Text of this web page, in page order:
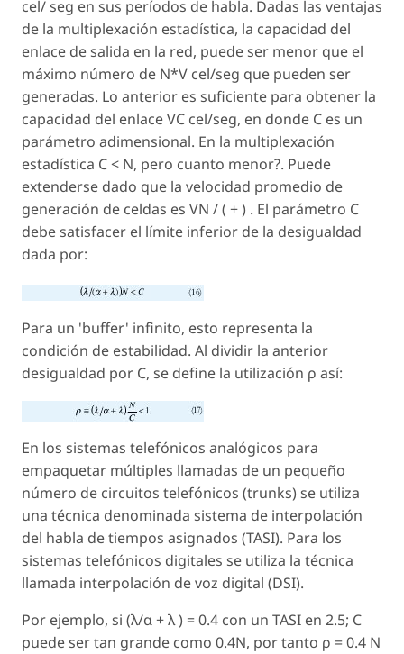
cel/ seg en sus períodos de habla. Dadas las ventajas
de la multiplexación estadística, la capacidad del
enlace de salida en la red, puede ser menor que el
máximo número de N*V cel/seg que pueden ser
generadas. Lo anterior es suficiente para obtener la
capacidad del enlace VC cel/seg, en donde C es un
parámetro adimensional. En la multiplexación
estadística C < N, pero cuanto menor?. Puede
extenderse dado que la velocidad promedio de
generación de celdas es VN / ( + ) . El parámetro C
debe satisfacer el límite inferior de la desigualdad
dada por:
Para un 'buffer' infinito, esto representa la
condición de estabilidad. Al dividir la anterior
desigualdad por C, se define la utilización ρ así:
En los sistemas telefónicos analógicos para
empaquetar múltiples llamadas de un pequeño
número de circuitos telefónicos (trunks) se utiliza
una técnica denominada sistema de interpolación
del habla de tiempos asignados (TASI). Para los
sistemas telefónicos digitales se utiliza la técnica
llamada interpolación de voz digital (DSI).
Por ejemplo, si (λ/α + λ ) = 0.4 con un TASI en 2.5; C
puede ser tan grande como 0.4N, por tanto ρ = 0.4 N